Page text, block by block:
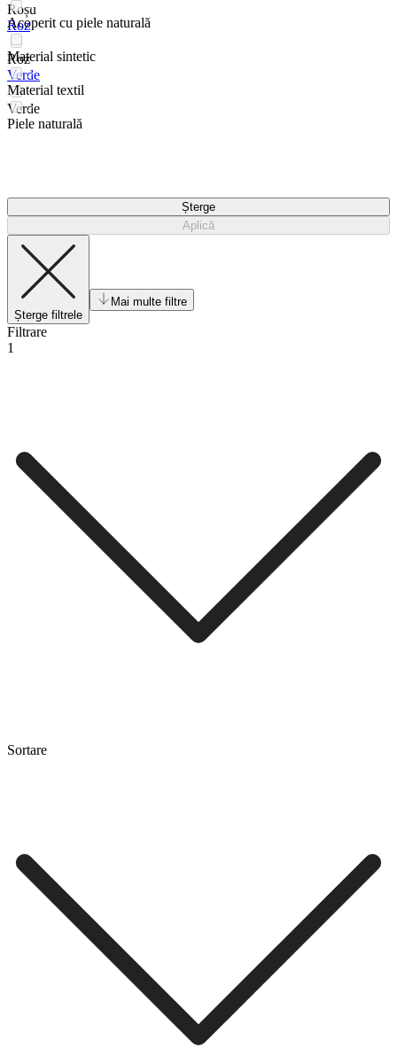
Roșu
Roz
Roz
Verde
Verde
Acoperit cu piele naturală
Material sintetic
Material textil
Piele naturală
Șterge
Aplică
Șterge filtrele
Mai multe filtre
Filtrare
1
Sortare